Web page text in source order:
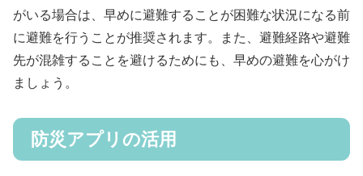
がいる場合は、早めに避難することが困難な状況になる前
に避難を行うことが推奨されます。また、避難経路や避難
先が混雑することを避けるためにも、早めの避難を心がけ
ましょう。
防災アプリの活用